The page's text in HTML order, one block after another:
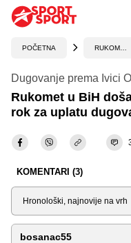
POČETNA
Dugovanje prema Ivici
Rukomet u BiH
rok za uplatu
KOMENTARI (3)
Sortiraj
bosanac55